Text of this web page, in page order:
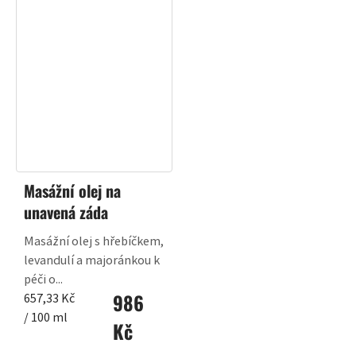
Masážní olej na
unavená záda
986
Kč
Měrná
cena:
657,33 Kč
/ 100 ml
Masážní olej s hřebíčkem,
levandulí a majoránkou k
péči o...